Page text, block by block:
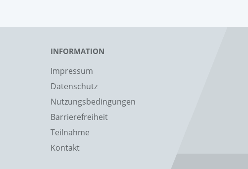
INFORMATION
Impressum
Datenschutz
Nutzungsbedingungen
Barrierefreiheit
Teilnahme
Kontakt